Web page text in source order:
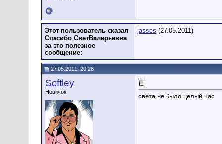
Этот пользователь сказал
Спасибо СветВалерьевна
за это полезное
сообщение:
jasses (27.05.2011)
27.05.2011, 20:28
Softley
Новичок
света не было целый час